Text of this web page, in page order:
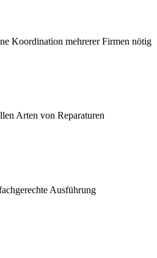
Koordination mehrerer Firmen nötig
Arten von Reparaturen
Ausführung